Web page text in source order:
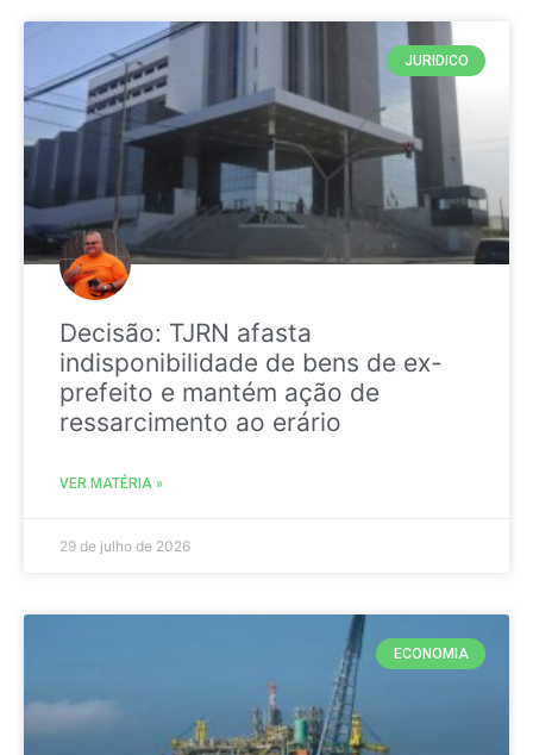
JURIDICO
Decisão: TJRN afasta
indisponibilidade de bens de ex-
prefeito e mantém ação de
ressarcimento ao erário
VER MATÉRIA »
29 de julho de 2026
ECONOMIA